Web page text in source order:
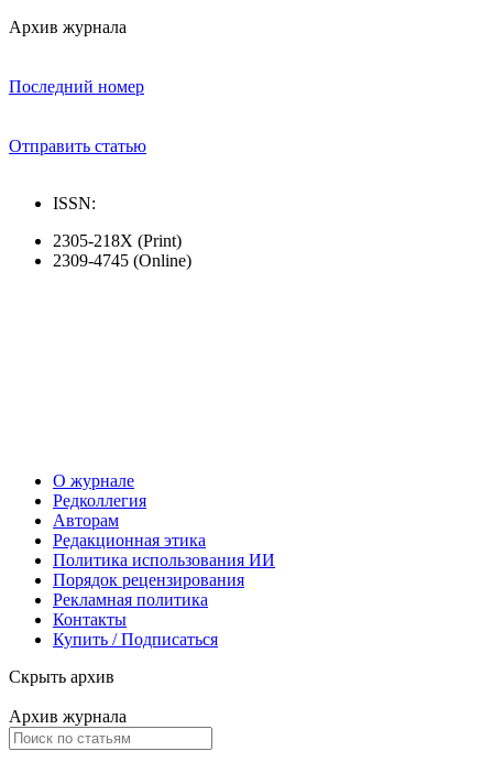
Архив журнала
Последний номер
Отправить статью
ISSN:
2305-218X (Print)
2309-4745 (Online)
О журнале
Редколлегия
Авторам
Редакционная этика
Политика использования ИИ
Порядок рецензирования
Рекламная политика
Контакты
Купить / Подписаться
Скрыть архив
Архив журнала